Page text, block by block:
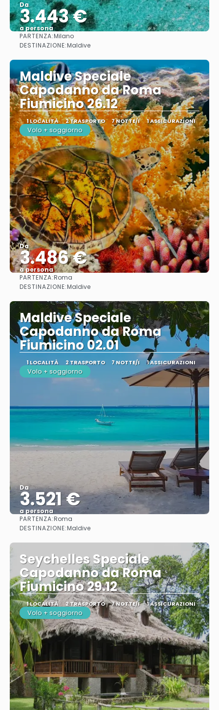
Da
3.443 €
a persona
PARTENZA:Milano
DESTINAZIONE:Maldive
Maldive Speciale
Capodanno da Roma
Fiumicino 26.12
1 LOCALITÀ 2 TRASPORTO 7 NOTTE/I 1 ASSICURAZIONI
Volo + soggiorno
Da
3.486 €
a persona
PARTENZA:Roma
DESTINAZIONE:Maldive
Maldive Speciale
Capodanno da Roma
Fiumicino 02.01
1 LOCALITÀ 2 TRASPORTO 7 NOTTE/I 1 ASSICURAZIONI
Volo + soggiorno
Da
3.521 €
a persona
PARTENZA:Roma
DESTINAZIONE:Maldive
Seychelles Speciale
Capodanno da Roma
Fiumicino 29.12
1 LOCALITÀ 2 TRASPORTO 7 NOTTE/I 1 ASSICURAZIONI
Volo + soggiorno